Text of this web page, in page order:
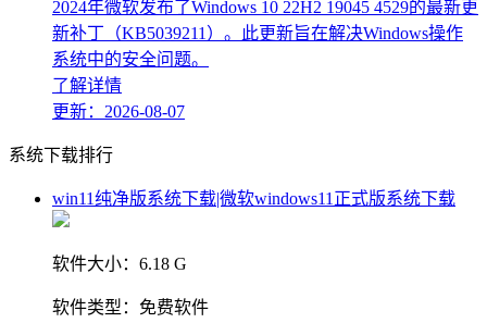
2024年微软发布了Windows 10 22H2 19045 4529的最新更
新补丁（KB5039211）。此更新旨在解决Windows操作
系统中的安全问题。
了解详情
更新：2026-08-07
系统下载排行
win11纯净版系统下载|微软windows11正式版系统下载
软件大小： 6.18 G
软件类型： 免费软件